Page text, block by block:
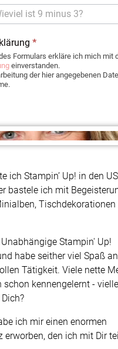
*
Formulars erkläre ich mich mit
einverstanden.
der hier angegebenen
ich Stampin’ Up! in den
bastele ich mit
Stampin' Up!
habe seither viel Spaß
Tätigkeit. Viele nette
schon kennengelernt -
ich mir einen enormen
erworben, den ich mit Dir